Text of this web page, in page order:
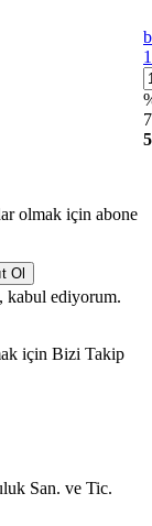
olmak için abone
Ol
kabul ediyorum.
için Bizi Takip
San. ve Tic.